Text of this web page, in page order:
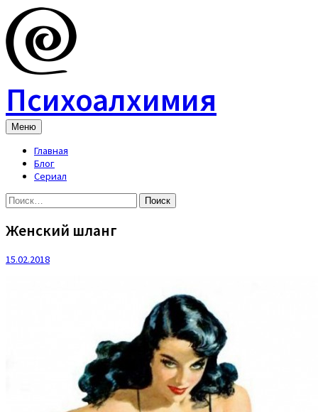
Skip
to
content
Психоалхимия
Меню
Главная
Блог
Сериал
Найти:
Женский шланг
15.02.2018